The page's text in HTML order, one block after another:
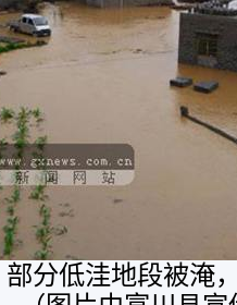
分低洼地段被淹